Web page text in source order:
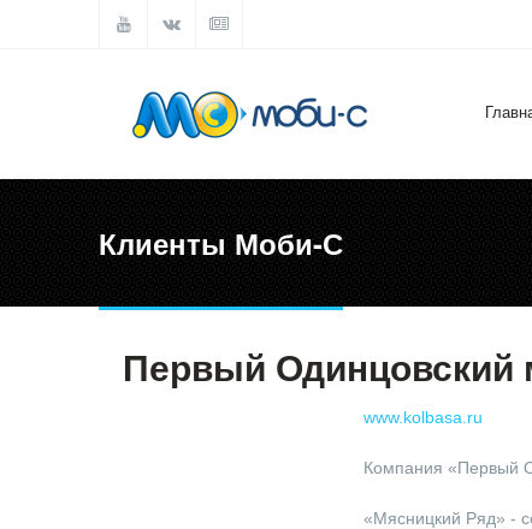
Клиенты Моби-С
Первый Одинцовский
www.kolbasa.ru
Компания «Первый
«Мясницкий Ряд» -